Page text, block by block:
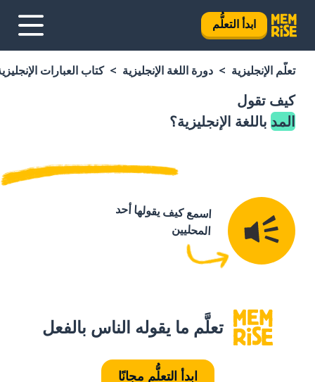
ابدأ التعلُّم
تعلَّم الإنجليزية دورة اللغة الإنجليزية كتاب العبارات
كيف تقول
المد باللغة الإنجليزية؟
اسمع كيف يقولها أحد
المحليين
تعلَّم ما يقوله الناس بالفعل
ابدأ التعلُّم مجانًا